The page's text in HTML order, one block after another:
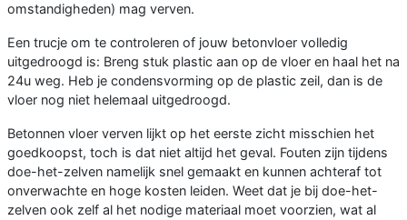
omstandigheden) mag verven.
Een trucje om te controleren of jouw betonvloer volledig
uitgedroogd is: Breng stuk plastic aan op de vloer en haal het na
24u weg. Heb je condensvorming op de plastic zeil, dan is de
vloer nog niet helemaal uitgedroogd.
Betonnen vloer verven lijkt op het eerste zicht misschien het
goedkoopst, toch is dat niet altijd het geval. Fouten zijn tijdens
doe-het-zelven namelijk snel gemaakt en kunnen achteraf tot
onverwachte en hoge kosten leiden. Weet dat je bij doe-het-
zelven ook zelf al het nodige materiaal moet voorzien, wat al